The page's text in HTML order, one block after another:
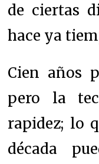
de ciertas
hace ya
Cien años
pero la
rapidez; lo
década